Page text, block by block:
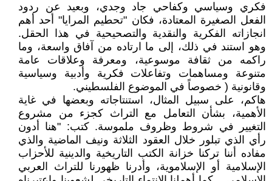
فكري وسياسي وكفاحي جاد وجدي، وبعيد عن ردود
الفعل الصغيرة المعتادة، فكان "تحطيم المرايا" أحد أهم
انجازاته الفكرية والنقدية والتصحيحية في هذا الحقل.
وهو استند في ذلك، إلى ما ارتاده من آفاق واسعة، وما
راكمه من ثقافة موسوعية، ومعرفة وعلاقات عامة
متنوعة ومساهمات وتفاعلات فكرية وأدبية وسياسية
وقانونية ( خصوصاً في الموضوع الفلسطيني.
هاكم، على سبيل المثال، استنتاجاته وبعضها في غاية
الأهمية، بشأن التعامل مع التراث كجزء من مشروع
التغيير في شروط وظروف ملموسة. كتب: "هنا أدون
رأي الذي تبلور خلال العقود الثلاثة ونيف الماضية والذي
مفاده أننا تركنا خزانة الكتب التاريخية والدينية للأحزاب
الإسلامية أو الإسلاموية، وأدرنا ظهورنا للتراث العربي